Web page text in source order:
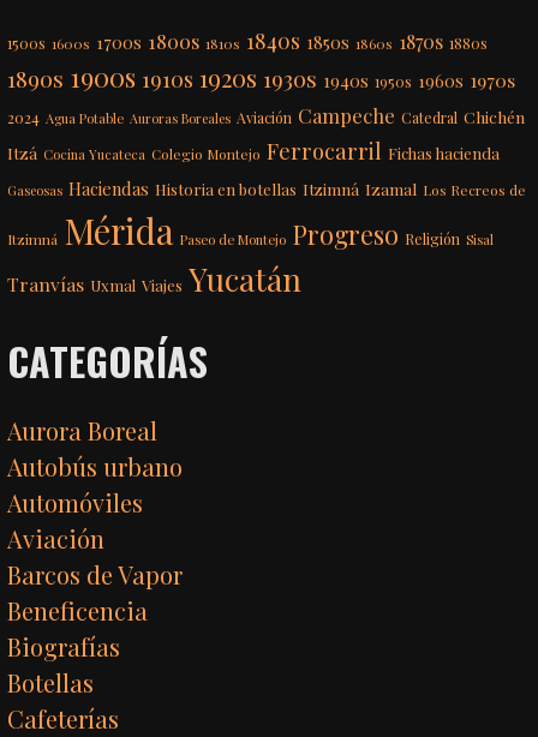
1500s 1600s 1700s 1800s 1810s 1840s 1850s 1860s 1870s 1880s
1890s 1900s 1910s 1920s 1930s 1940s 1950s 1960s 1970s
2024 Agua Potable Auroras Boreales Aviación Campeche Catedral Chichén
Itzá Cocina Yucateca Colegio Montejo Ferrocarril Fichas hacienda
Gaseosas Haciendas Historia en botellas Itzimná Izamal Los Recreos de
Itzimná Mérida Paseo de Montejo Progreso Religión Sisal
Tranvías Uxmal Viajes Yucatán
CATEGORÍAS
Aurora Boreal
Autobús urbano
Automóviles
Aviación
Barcos de Vapor
Beneficencia
Biografías
Botellas
Cafeterías